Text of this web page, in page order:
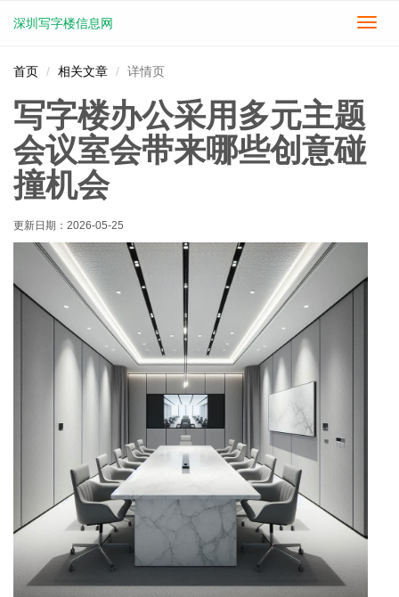
切
深圳写字楼信息网
首页 相关文章 详情页
写字楼办公采用多元主题
会议室会带来哪些创意碰
撞机会
更新日期： 2026-05-25